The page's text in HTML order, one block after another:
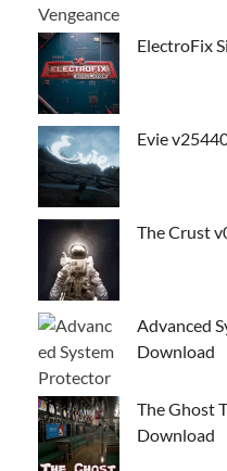
ElectroFix
Evie
The Crust
Advanced
Download
The Ghost
Download